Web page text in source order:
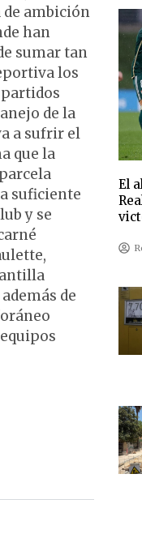
ambición
han
sumar tan
los
de la
a sufrir el
que la
suficiente
y se
de
El